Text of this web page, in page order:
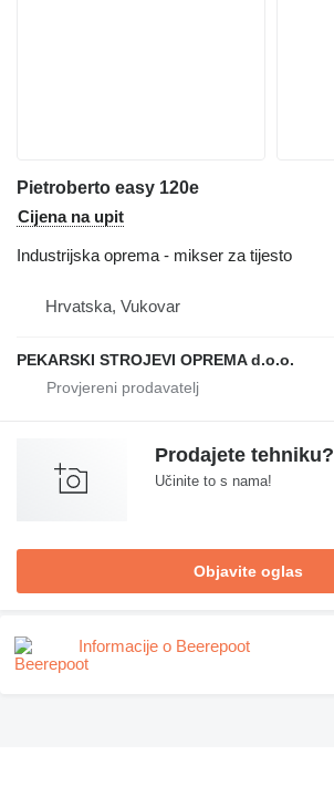
Pietroberto easy 120e
Cijena na upit
Industrijska oprema - mikser za tijesto
Hrvatska, Vukovar
PEKARSKI STROJEVI OPREMA d.o.o.
Prodajete tehniku?
Učinite to s nama!
Objavite oglas
Informacije o Beerepoot